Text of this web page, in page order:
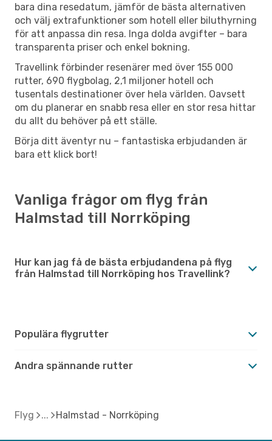
bara dina resedatum, jämför de bästa alternativen
och välj extrafunktioner som hotell eller biluthyrning
för att anpassa din resa. Inga dolda avgifter – bara
transparenta priser och enkel bokning.
Travellink förbinder resenärer med över 155 000
rutter, 690 flygbolag, 2,1 miljoner hotell och
tusentals destinationer över hela världen. Oavsett
om du planerar en snabb resa eller en stor resa hittar
du allt du behöver på ett ställe.
Börja ditt äventyr nu – fantastiska erbjudanden är
bara ett klick bort!
Vanliga frågor om flyg från
Halmstad till Norrköping
Hur kan jag få de bästa erbjudandena på flyg
från Halmstad till Norrköping hos Travellink?
Populära flygrutter
Andra spännande rutter
Flyg Halmstad - Norrköping